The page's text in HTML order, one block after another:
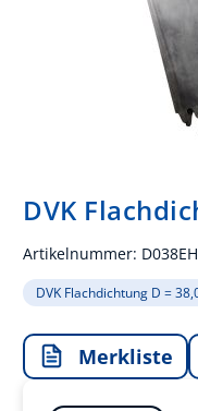
DVK
Artikelnummer:
DVK Flachdichtung D =
Merkliste